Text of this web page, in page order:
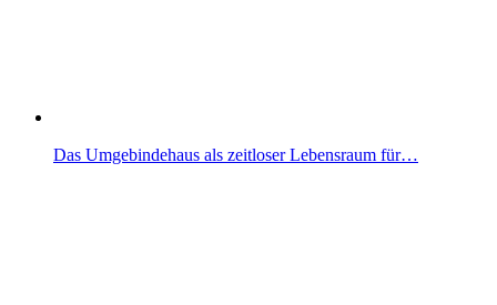
Das Umgebindehaus als zeitloser Lebensraum für…